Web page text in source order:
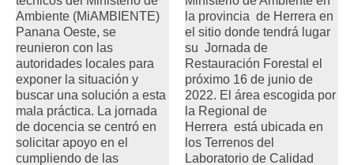
Ambiente (MiAMBIENTE)
Panana Oeste, se
reunieron con las
autoridades locales para
exponer la situación y
buscar una solución a esta
mala práctica. La jornada
de docencia se centró en
solicitar apoyo en el
cumpliendo de las
la provincia de Herrera en
el sitio donde tendrá lugar
su Jornada de
Restauración Forestal el
próximo 16 de junio de
2022. El área escogida por
la Regional de
Herrera está ubicada en
los Terrenos del
Laboratorio de Calidad